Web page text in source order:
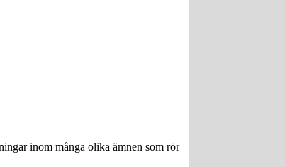
inom många olika ämnen som rör